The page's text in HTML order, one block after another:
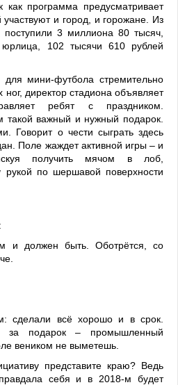
программа предусматривает
и город, и горожане. Из
поступили 3 миллиона 80 тысяч,
102 тысячи 610 рублей
мини-футбола стремительно
ног, директор стадиона объявляет
ребят с праздником.
такой важный и нужный подарок.
Говорит о чести сыграть здесь
Поле жаждет активной игры – и
получить мячом в лоб,
рукой по шершавой поверхности
и должен быть. Оботрётся, со
сделали всё хорошо и в срок.
за подарок – промышленный
веником не выметешь.
представите краю? Ведь
себя и в 2018-м будет